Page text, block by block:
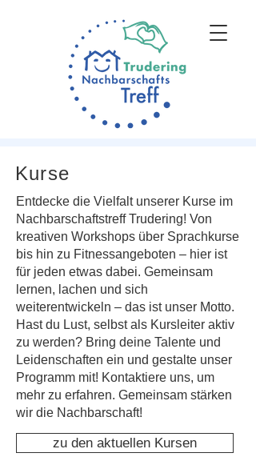
Kurse
Entdecke die Vielfalt unserer Kurse im
Nachbarschaftstreff Trudering! Von
kreativen Workshops über Sprachkurse
bis hin zu Fitnessangeboten – hier ist
für jeden etwas dabei. Gemeinsam
lernen, lachen und sich
weiterentwickeln – das ist unser Motto.
Hast du Lust, selbst als Kursleiter aktiv
zu werden? Bring deine Talente und
Leidenschaften ein und gestalte unser
Programm mit! Kontaktiere uns, um
mehr zu erfahren. Gemeinsam stärken
wir die Nachbarschaft!
zu den aktuellen Kursen